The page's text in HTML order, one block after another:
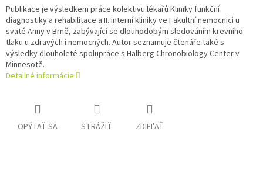
Publikace je výsledkem práce kolektivu lékařů Kliniky funkční
diagnostiky a rehabilitace a II. interní kliniky ve Fakultní nemocnici u
svaté Anny v Brně, zabývající se dlouhodobým sledováním krevního
tlaku u zdravých i nemocných. Autor seznamuje čtenáře také s
výsledky dlouholeté spolupráce s Halberg Chronobiology Center v
Minnesotě.
Detailné informácie
OPÝTAŤ SA STRÁŽIŤ ZDIEĽAŤ